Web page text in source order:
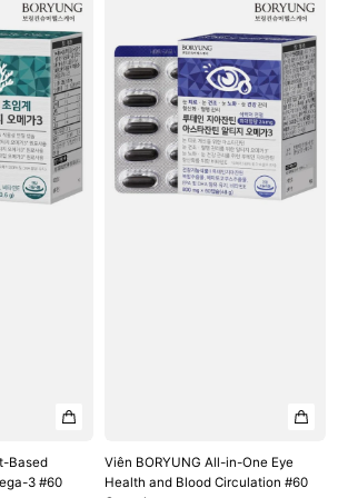
Based
3 #60
All-
in-
One
Eye
Health
and
Blood
Viên BORYUNG All-in-One Eye
Health and Blood Circulation #60